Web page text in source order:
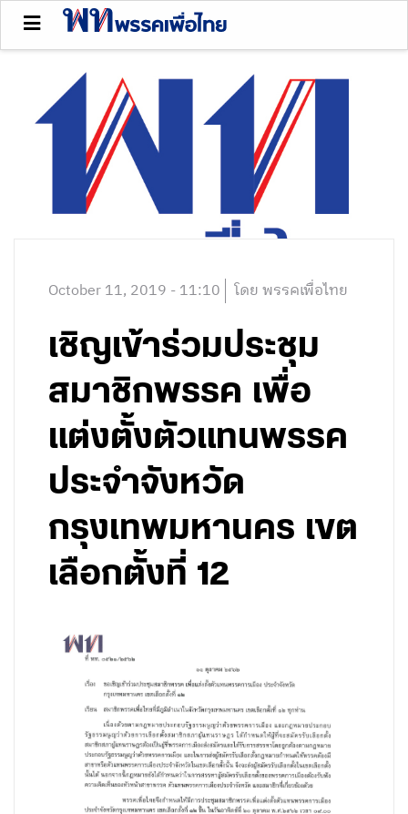
October 11, 2019 - 11:10 โดย พรรคเพื่อไทย
เชิญเข้าร่วมประชุม
สมาชิกพรรค เพื่อ
แต่งตั้งตัวแทนพรรค
ประจำจังหวัด
กรุงเทพมหานคร เขต
เลือกตั้งที่ 12